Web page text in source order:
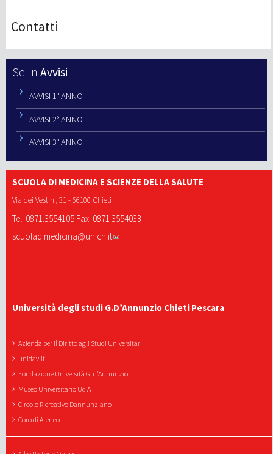
Contatti
Avvisi
AVVISI 1° ANNO
AVVISI 2° ANNO
AVVISI 3° ANNO
SCUOLA DI MEDICINA E SCIENZE DELLA SALUTE
Via dei Vestini, 31 - 66100 Chieti
Tel. 0871.3554105 Fax. 0871 3554033
scuoladimedicina@unich.it
Università degli studi G.D’Annunzio Chieti Pescara
Azienda per il Diritto agli Studi Universitari
unidav.it
Fondazione Università G. d'Annunzio
Museo Universitario Ud'A
Circolo Ricreativo Dannunziano
Coro di Ateneo